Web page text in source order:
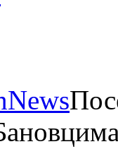
News